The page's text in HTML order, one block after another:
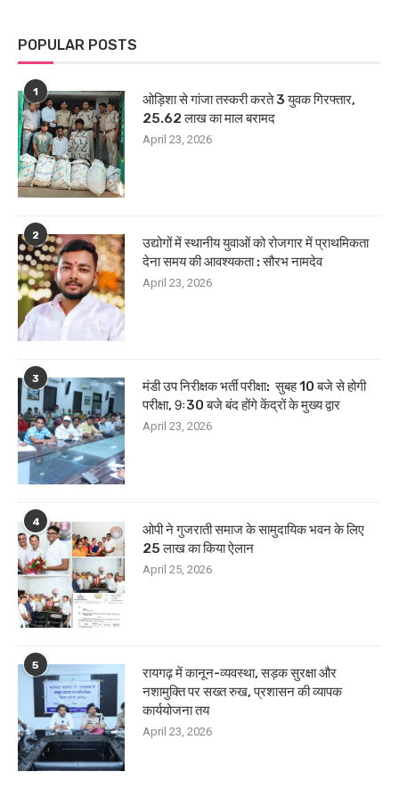
POPULAR POSTS
1
ओड़िशा से गांजा तस्करी करते 3 युवक गिरफ्तार,
25.62 लाख का माल बरामद
April 23, 2026
2
उद्योगों में स्थानीय युवाओं को रोजगार में प्राथमिकता
देना समय की आवश्यकता : सौरभ नामदेव
April 23, 2026
3
मंडी उप निरीक्षक भर्ती परीक्षा: सुबह 10 बजे से होगी
परीक्षा, 9ः30 बजे बंद होंगे केंद्रों के मुख्य द्वार
April 23, 2026
4
ओपी ने गुजराती समाज के सामुदायिक भवन के लिए
25 लाख का किया ऐलान
April 25, 2026
5
रायगढ़ में कानून-व्यवस्था, सड़क सुरक्षा और
नशामुक्ति पर सख्त रुख, प्रशासन की व्यापक
कार्ययोजना तय
April 23, 2026